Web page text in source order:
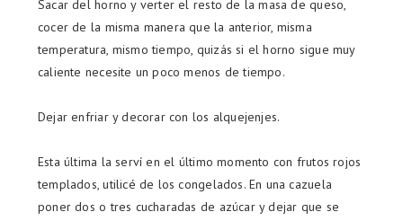
Sacar del horno y verter el resto de la masa de queso,
cocer de la misma manera que la anterior, misma
temperatura, mismo tiempo, quizás si el horno sigue muy
caliente necesite un poco menos de tiempo.
Dejar enfriar y decorar con los alquejenjes.
Esta última la serví en el último momento con frutos rojos
templados, utilicé de los congelados. En una cazuela
poner dos o tres cucharadas de azúcar y dejar que se